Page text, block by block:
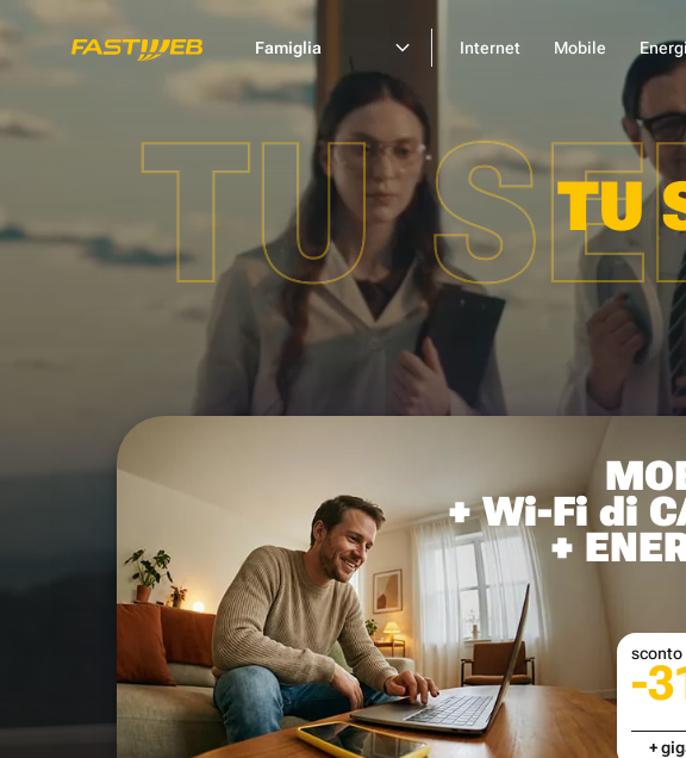
Famiglia Internet Mobile
TU TU
+ Wi-Fi di
+
sconto
-
+